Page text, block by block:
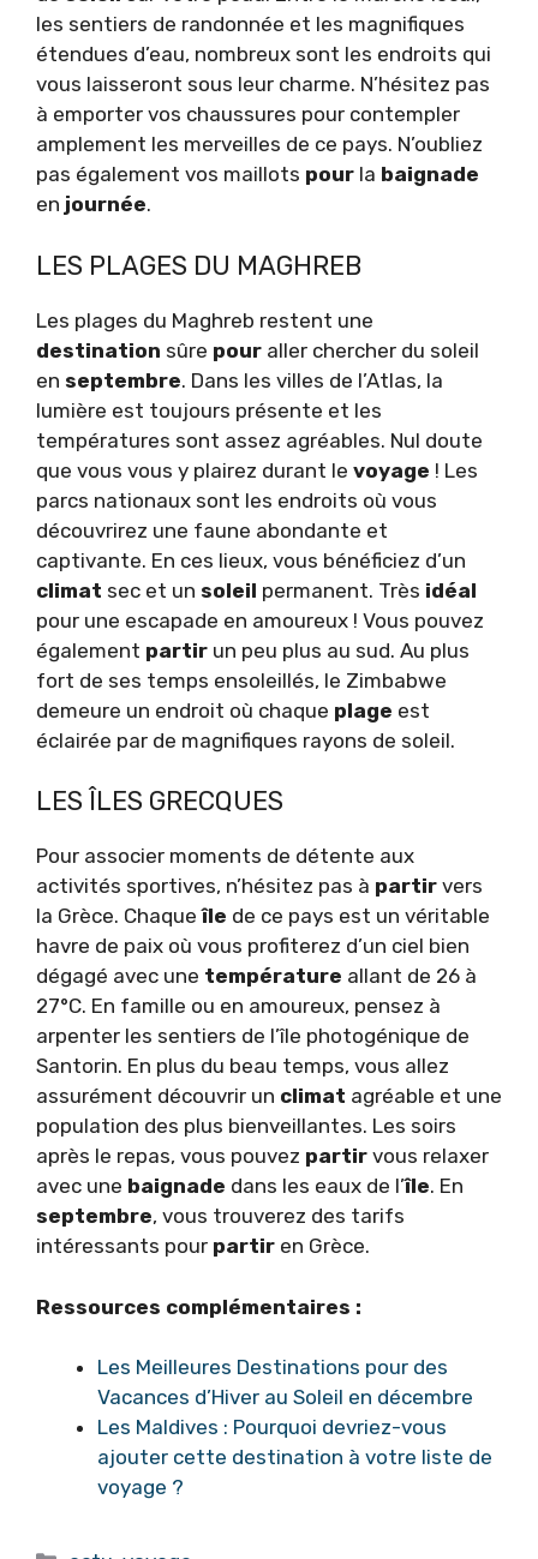
les sentiers de randonnée et les magnifiques
étendues d’eau, nombreux sont les endroits qui
vous laisseront sous leur charme. N’hésitez pas
à emporter vos chaussures pour contempler
amplement les merveilles de ce pays. N’oubliez
pas également vos maillots pour la baignade
en journée.
LES PLAGES DU MAGHREB
Les plages du Maghreb restent une
destination sûre pour aller chercher du soleil
en septembre. Dans les villes de l’Atlas, la
lumière est toujours présente et les
températures sont assez agréables. Nul doute
que vous vous y plairez durant le voyage ! Les
parcs nationaux sont les endroits où vous
découvrirez une faune abondante et
captivante. En ces lieux, vous bénéficiez d’un
climat sec et un soleil permanent. Très idéal
pour une escapade en amoureux ! Vous pouvez
également partir un peu plus au sud. Au plus
fort de ses temps ensoleillés, le Zimbabwe
demeure un endroit où chaque plage est
éclairée par de magnifiques rayons de soleil.
LES ÎLES GRECQUES
Pour associer moments de détente aux
activités sportives, n’hésitez pas à partir vers
la Grèce. Chaqueîle de ce pays est un véritable
havre de paix où vous profiterez d’un ciel bien
dégagé avec une température allant de 26 à
27°C. En famille ou en amoureux, pensez à
arpenter les sentiers de l’île photogénique de
Santorin. En plus du beau temps, vous allez
assurément découvrir un climat agréable et une
population des plus bienveillantes. Les soirs
après le repas, vous pouvez partir vous relaxer
avec une baignade dans les eaux de l’île. En
septembre, vous trouverez des tarifs
intéressants pour partir en Grèce.
Ressources complémentaires :
Les Meilleures Destinations pour des
Vacances d’Hiver au Soleil en décembre
Les Maldives : Pourquoi devriez-vous
ajouter cette destination à votre liste de
voyage ?